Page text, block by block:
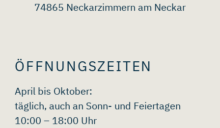
74865 Neckarzimmern am Neckar
ÖFFNUNGSZEITEN
April bis Oktober:
täglich, auch an Sonn- und Feiertagen
10:00 – 18:00 Uhr